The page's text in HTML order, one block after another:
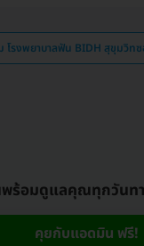
โรงพยาบาลฟัน BIDH สุขุมวิท
ร้อมดูแลคุณทุกวันท
คุยกับแอดมิน ฟรี!